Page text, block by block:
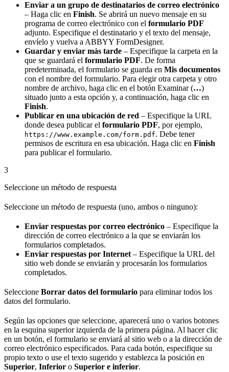
Enviar a un grupo de destinatarios de correo electrónico
– Haga clic en Finish. Se abrirá un nuevo mensaje en su
programa de correo electrónico con el formulario PDF
adjunto. Especifique el destinatario y el texto del mensaje,
envíelo y vuelva a ABBYY FormDesigner.
Guardar y enviar más tarde – Especifique la carpeta en la
que se guardará el formulario PDF. De forma
predeterminada, el formulario se guarda en Mis documentos
con el nombre del formulario. Para elegir otra carpeta y otro
nombre de archivo, haga clic en el botón Examinar (…)
situado junto a esta opción y, a continuación, haga clic en
Finish.
Publicar en una ubicación de red – Especifique la URL
donde desea publicar el formulario PDF, por ejemplo,
https://www.example.com/form.pdf. Debe tener
permisos de escritura en esa ubicación. Haga clic en Finish
para publicar el formulario.
3
Seleccione un método de respuesta
Seleccione un método de respuesta (uno, ambos o ninguno):
Enviar respuestas por correo electrónico – Especifique la
dirección de correo electrónico a la que se enviarán los
formularios completados.
Enviar respuestas por Internet– Especifique la URL del
sitio web donde se enviarán y procesarán los formularios
completados.
Seleccione Borrar datos del formulario para eliminar todos los
datos del formulario.
Según las opciones que seleccione, aparecerá uno o varios botones
en la esquina superior izquierda de la primera página. Al hacer clic
en un botón, el formulario se enviará al sitio web o a la dirección de
correo electrónico especificados. Para cada botón, especifique su
propio texto o use el texto sugerido y establezca la posición en
Superior, Inferior o Superior e inferior.